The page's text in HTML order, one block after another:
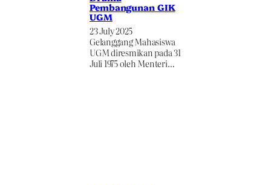
Pembangunan GIK
UGM
23 July 2025
Gelanggang Mahasiswa
UGM diresmikan pada 31
Juli 1975 oleh Menteri…